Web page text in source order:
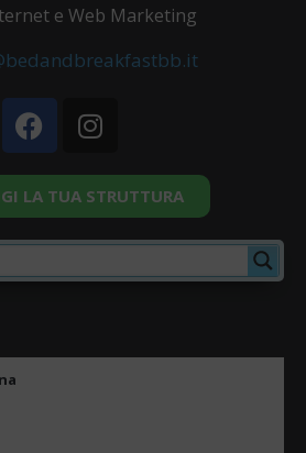
e Web Marketing
LA TUA STRUTTURA